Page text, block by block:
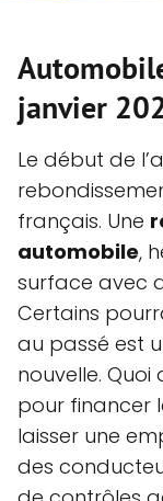
janvier
Le début de
français. Une
automobile,
surface avec
Certains
au passé est
nouvelle. Quoi
pour financer
laisser une
des